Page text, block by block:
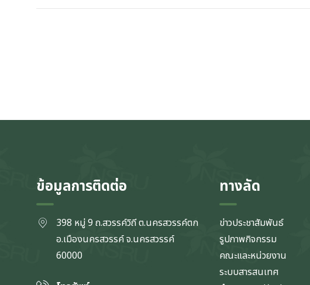
ข้อมูลการติดต่อ
398 หมู่ 9 ถ.สวรรค์วิถี ต.นครสวรรค์ตก
อ.เมืองนครสวรรค์ จ.นครสวรรค์
60000
ทางลัด
ข่าวประชาสัมพันธ์
รูปภาพกิจกรรม
คณะและหน่วยงาน
ระบบสารสนเทศ